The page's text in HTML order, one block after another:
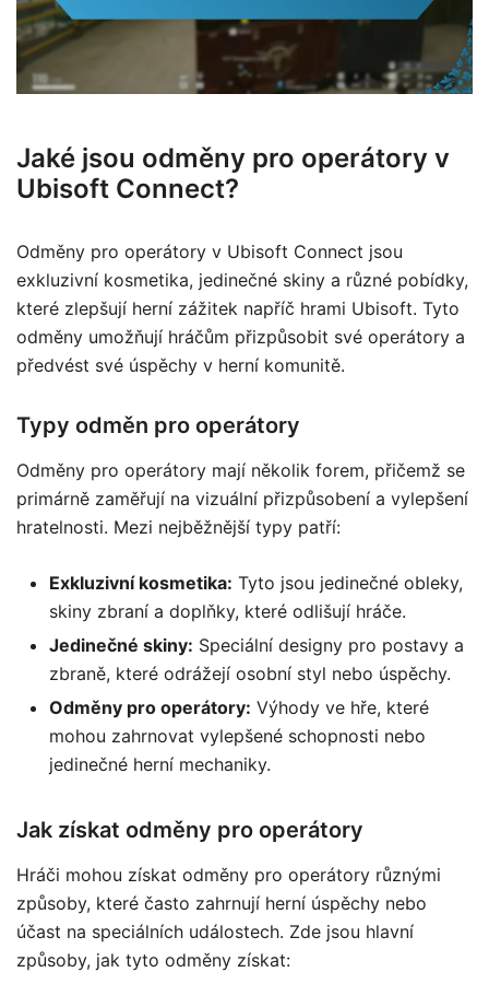
Jaké jsou odměny pro operátory v
Ubisoft Connect?
Odměny pro operátory v Ubisoft Connect jsou
exkluzivní kosmetika, jedinečné skiny a různé pobídky,
které zlepšují herní zážitek napříč hrami Ubisoft. Tyto
odměny umožňují hráčům přizpůsobit své operátory a
předvést své úspěchy v herní komunitě.
Typy odměn pro operátory
Odměny pro operátory mají několik forem, přičemž se
primárně zaměřují na vizuální přizpůsobení a vylepšení
hratelnosti. Mezi nejběžnější typy patří:
Exkluzivní kosmetika: Tyto jsou jedinečné obleky,
skiny zbraní a doplňky, které odlišují hráče.
Jedinečné skiny: Speciální designy pro postavy a
zbraně, které odrážejí osobní styl nebo úspěchy.
Odměny pro operátory: Výhody ve hře, které
mohou zahrnovat vylepšené schopnosti nebo
jedinečné herní mechaniky.
Jak získat odměny pro operátory
Hráči mohou získat odměny pro operátory různými
způsoby, které často zahrnují herní úspěchy nebo
účast na speciálních událostech. Zde jsou hlavní
způsoby, jak tyto odměny získat: